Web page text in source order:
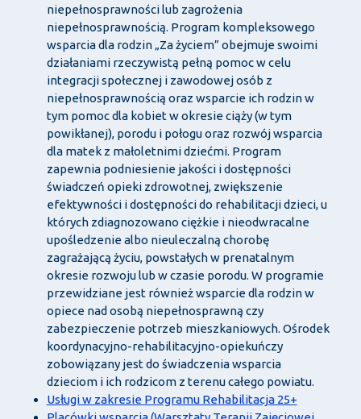
niepełnosprawności lub zagrożenia
niepełnosprawnością. Program kompleksowego
wsparcia dla rodzin „Za życiem” obejmuje swoimi
działaniami rzeczywistą pełną pomoc w celu
integracji społecznej i zawodowej osób z
niepełnosprawnością oraz wsparcie ich rodzin w
tym pomoc dla kobiet w okresie ciąży (w tym
powikłanej), porodu i połogu oraz rozwój wsparcia
dla matek z małoletnimi dziećmi. Program
zapewnia podniesienie jakości i dostępności
świadczeń opieki zdrowotnej, zwiększenie
efektywności i dostępności do rehabilitacji dzieci, u
których zdiagnozowano ciężkie i nieodwracalne
upośledzenie albo nieuleczalną chorobę
zagrażającą życiu, powstałych w prenatalnym
okresie rozwoju lub w czasie porodu. W programie
przewidziane jest również wsparcie dla rodzin w
opiece nad osobą niepełnosprawną czy
zabezpieczenie potrzeb mieszkaniowych. Ośrodek
koordynacyjno-rehabilitacyjno-opiekuńczy
zobowiązany jest do świadczenia wsparcia
dzieciom i ich rodzicom z terenu całego powiatu.
Usługi w zakresie Programu Rehabilitacja 25+